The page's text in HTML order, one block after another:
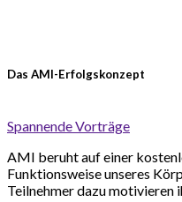
Das AMI-Erfolgskonzept
Spannende Vorträge
AMI beruht auf einer
Funktionsweise unseres
Teilnehmer dazu motivieren